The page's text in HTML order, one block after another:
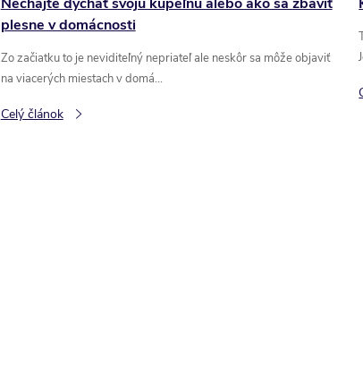
plesne v domácnosti
Zo začiatku to je neviditeľný nepriateľ ale neskôr sa môže objaviť
na viacerých miestach v domá...
Celý článok